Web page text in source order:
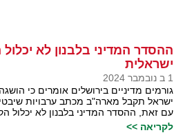
ההסדר המדיני בלבנון לא
ישראלית
1 ב נובמבר 2024
גורמים מדיניים בירושלים אומרים כי
ישראל תקבל מארה"ב מכתב ערבויות
עם זאת, ההסדר המדיני בלבנון לא יכלול
לקריאה >>